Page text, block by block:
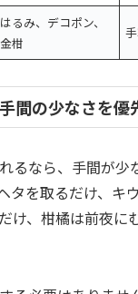
はるみ、デコポン、
金柑
間の少なさを優
るなら、手間が少
タを取るだけ、キ
け、柑橘は前夜に